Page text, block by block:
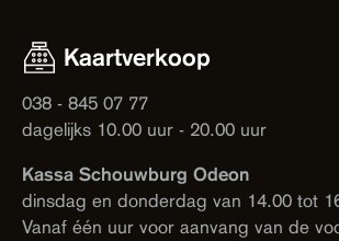
Kaartverkoop
038 - 845 07 77
dagelijks 10.00 uur - 20.00 uur
Kassa Schouwburg Odeon
dinsdag en donderdag van 14.00 tot
Vanaf één uur voor aanvang van de